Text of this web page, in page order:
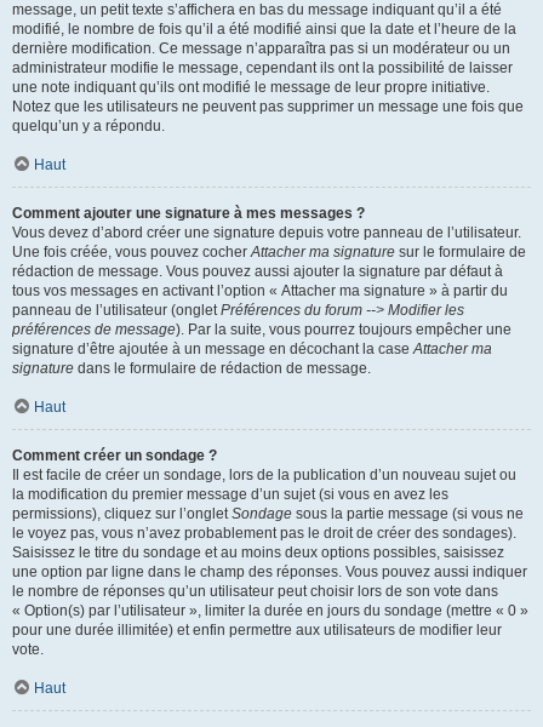
message, un petit texte s’affichera en bas du message indiquant qu’il a été
modifié, le nombre de fois qu’il a été modifié ainsi que la date et l’heure de la
dernière modification. Ce message n’apparaîtra pas si un modérateur ou un
administrateur modifie le message, cependant ils ont la possibilité de laisser
une note indiquant qu’ils ont modifié le message de leur propre initiative.
Notez que les utilisateurs ne peuvent pas supprimer un message une fois que
quelqu’un y a répondu.
Haut
Comment ajouter une signature à mes messages ?
Vous devez d’abord créer une signature depuis votre panneau de l’utilisateur.
Une fois créée, vous pouvez cocherAttacher ma signature sur le formulaire de
rédaction de message. Vous pouvez aussi ajouter la signature par défaut à
tous vos messages en activant l’option « Attacher ma signature » à partir du
panneau de l’utilisateur (ongletPréférences du forum --> Modifier les
préférences de message). Par la suite, vous pourrez toujours empêcher une
signature d’être ajoutée à un message en décochant la caseAttacher ma
signature dans le formulaire de rédaction de message.
Haut
Comment créer un sondage ?
Il est facile de créer un sondage, lors de la publication d’un nouveau sujet ou
la modification du premier message d’un sujet (si vous en avez les
permissions), cliquez sur l’ongletSondage sous la partie message (si vous ne
le voyez pas, vous n’avez probablement pas le droit de créer des sondages).
Saisissez le titre du sondage et au moins deux options possibles, saisissez
une option par ligne dans le champ des réponses. Vous pouvez aussi indiquer
le nombre de réponses qu’un utilisateur peut choisir lors de son vote dans
« Option(s) par l’utilisateur », limiter la durée en jours du sondage (mettre « 0 »
pour une durée illimitée) et enfin permettre aux utilisateurs de modifier leur
vote.
Haut